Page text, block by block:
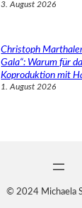
3. August 2026
Christoph
Gala“: Warum für
Koproduktion mit
1. August 2026
© 2024 Michaela